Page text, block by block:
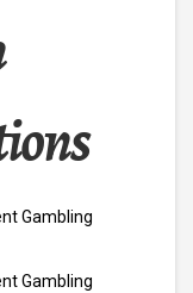
Gambling
Gambling